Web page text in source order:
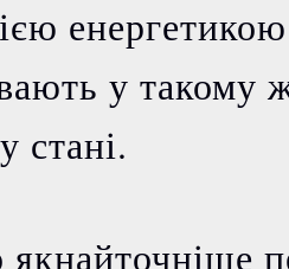
у такому
стані.